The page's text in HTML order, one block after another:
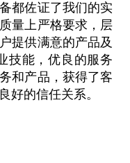
都佐证了我们的实
量上严格要求，层
提供满意的产品及
技能，优良的服务
和产品，获得了客
好的信任关系。